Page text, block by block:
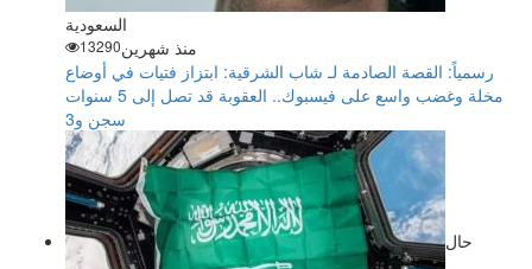
السعودية
منذ شهرين13290
رسمياً: القصة الصادمة لـ شاب الشرقية: ابتزاز فتيات في أوضاع
مخلة وغضب واسع على فيسبوك.. العقوبة قد تصل إلى 5 سنوات
سجن و3
حال